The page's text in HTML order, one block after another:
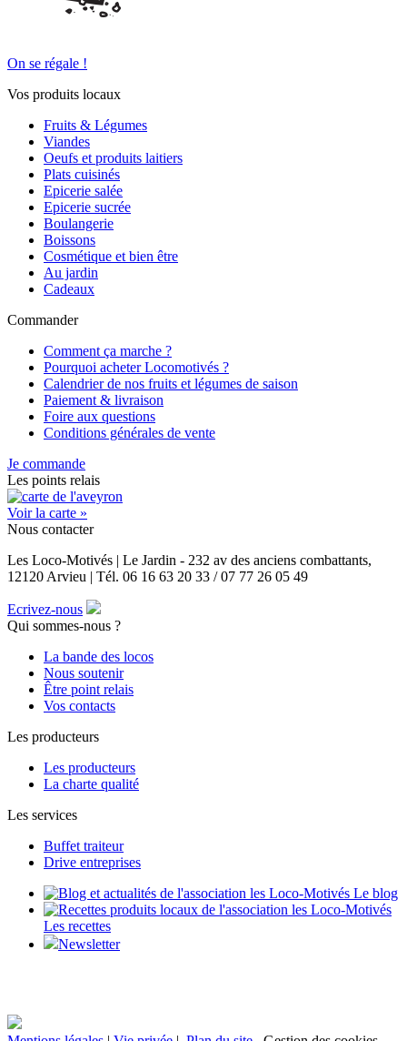
On se régale !
Vos produits locaux
Fruits & Légumes
Viandes
Oeufs et produits laitiers
Plats cuisinés
Epicerie salée
Epicerie sucrée
Boulangerie
Boissons
Cosmétique et bien être
Au jardin
Cadeaux
Commander
Comment ça marche ?
Pourquoi acheter Locomotivés ?
Calendrier de nos fruits et légumes de saison
Paiement & livraison
Foire aux questions
Conditions générales de vente
Je commande
Les points relais
Voir la carte »
Nous contacter
Les Loco-Motivés | Le Jardin - 232 av des anciens combattants,
12120 Arvieu | Tél. 06 16 63 20 33 / 07 77 26 05 49
Ecrivez-nous
Qui sommes-nous ?
La bande des locos
Nous soutenir
Être point relais
Vos contacts
Les producteurs
Les producteurs
La charte qualité
Les services
Buffet traiteur
Drive entreprises
Le blog
Les recettes
Newsletter